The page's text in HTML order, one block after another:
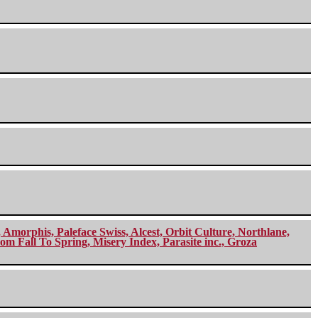
Paleface Swiss, Alcest, Orbit Culture, Northlane,
Fall To Spring, Misery Index, Parasite inc., Groza